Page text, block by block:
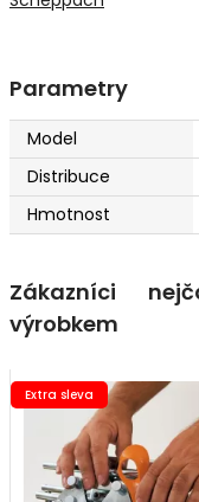
Parametry
Model
Distribuce
Hmotnost
Zákazníci
výrobkem
Extra sleva